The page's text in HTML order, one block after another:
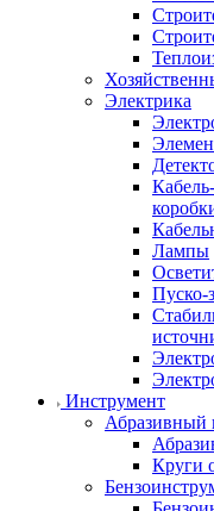
Электрика
Лампы
Пуско-
Инструмент
Абразивный
Круги